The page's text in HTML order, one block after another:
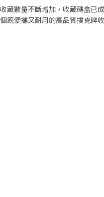
藏數量不斷增加，收藏磚盒已
既便攜又耐用的高品質撲克牌